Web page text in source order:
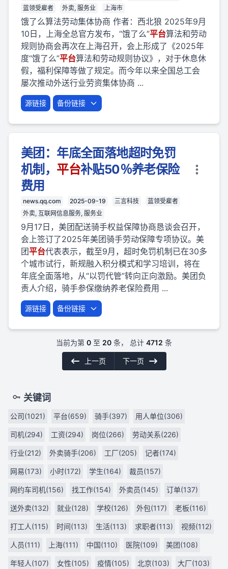
蓝领受雇者
外卖, 服务业 上海市
饿了么算法劳动集体协商 作者：西北狼 2025年9月
10日，上海全总官方发布，“饿了么”平台算法和劳动
规则协商会再次在上海召开，会上形成了《2025年
度“饿了么”平台算法和劳动规则协议》，对于休息休
假，福利保障等做了规定。而今年以来全国总工会
屡次推动外送行业劳资集体协商 ...
源链接 备份链接
美团：年底全面落地超时免罚
机制， 平台补贴50％养老保险
费用
news.qq.com 2025-09-19 三言科技
蓝领受雇者
外卖, 互联网信息服务, 服务业
9月17日，美团配送骑手权益保障协商恳谈会召开，
会上签订了2025年美团骑手劳动保障专项协议。美
团平台代表表示，截至9月，超时免罚机制已在30多
个城市试行，新规融入积分模式和学习培训，将在
年底全面落地，从“以罚代管”转向正向激励。美团负
责人介绍，骑手参保缴纳养老保险费用 ...
源链接 备份链接
当前为第 0 至 20 条， 总计 4712 条
上一页 下一页
关键词
公司(1021) 平台(659) 骑手(397) 用人单位(306)
司机(294) 工资(294) 岗位(266) 劳动关系(226)
行业(212) 外卖骑手(206) 工厂(205) 记者(174)
网易(173) 小时(172) 学生(164) 裁员(157)
网约车司机(156) 找工作(154) 外卖员(145) 订单(137)
送外卖(132) 就业(128) 学校(126) 外包(117) 老板(116)
打工人(115) 时间(113) 生活(113) 求职者(113) 视频(112)
人员(111) 上海(111) 中国(110) 医院(109) 美团(108)
年轻人(107) 女性(105) 疫情(105) 北京(103) 大厂(103)